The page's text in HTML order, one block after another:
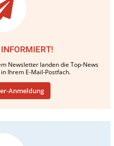
Newsletter landen die Top-News
Ihrem E-Mail-Postfach.
Anmeldung